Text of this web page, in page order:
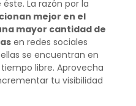
La razón por la
mejor en el
mayor cantidad de
en redes sociales
se encuentran en
libre. Aprovecha
tu visibilidad